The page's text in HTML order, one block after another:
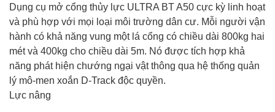
Dụng cụ mở cổng thủy lực ULTRA BT A50 cực kỳ linh hoạt
và phù hợp với mọi loại môi trường dân cư. Mỗi người vận
hành có khả năng vung một lá cổng có chiều dài 800kg hai
mét và 400kg cho chiều dài 5m. Nó được tích hợp khả
năng phát hiện chướng ngại vật thông qua hệ thống quản
lý mô-men xoắn D-Track độc quyền.
Lực nâng